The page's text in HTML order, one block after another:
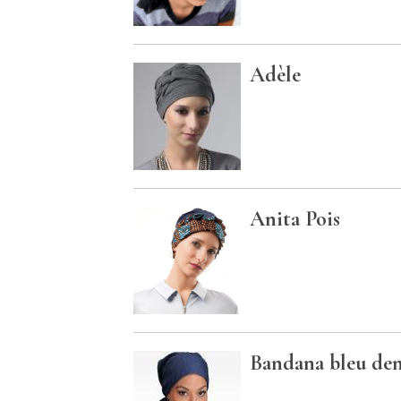
Adèle
Anita Pois
Bandana bleu